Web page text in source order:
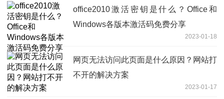
office2010激活密钥是什么？Office和
Windows各版本激活码免费分享
2023-01-18
网页无法访问此页面是什么原因？网站打
不开的解决方案
2023-01-17